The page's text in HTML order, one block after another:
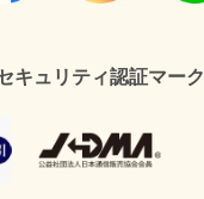
キュリティ認証マーク